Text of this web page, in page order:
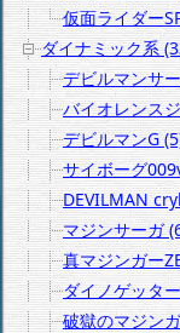
仮面ライダー
ダイナミック系
デビルマンサ
バイオレンス
デビルマンG
サイボーグ
DEVILMAN
マジンサーガ
真マジンガー
ダイノゲッタ
破獄のマジン